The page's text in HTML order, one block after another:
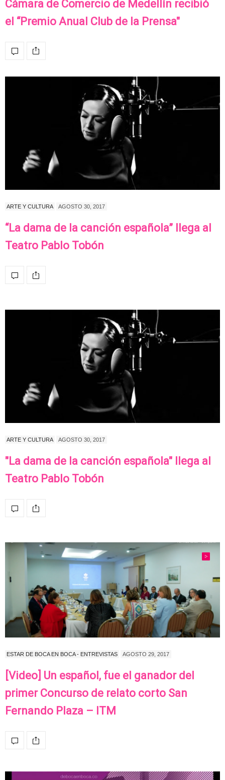
Cámara de Comercio de Medellín recibió
el “Premio Anual Club de la Prensa"
ARTE Y CULTURA AGOSTO 30, 2017
“La dama de la canción española” llega al
Teatro Pablo Tobón
ARTE Y CULTURA AGOSTO 30, 2017
"La dama de la canción española" llega al
Teatro Pablo Tobón
ESTAR DE BOCA EN BOCA - ENTREVISTAS AGOSTO 29, 2017
[Video] Un español, fue el ganador del
primer Concurso de relato corto San
Fernando Plaza – ITM